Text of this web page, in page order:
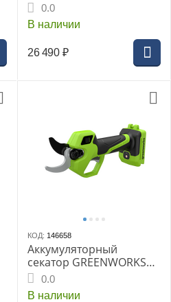
DKP181Z, LXT BL 18В
0.0
В наличии
26 490 ₽
КОД: 146658
Аккумуляторный
секатор GREENWORKS
PR24320, 24V, 32 мм, без
АКБ и ЗУ (PR24320A1)
0.0
В наличии